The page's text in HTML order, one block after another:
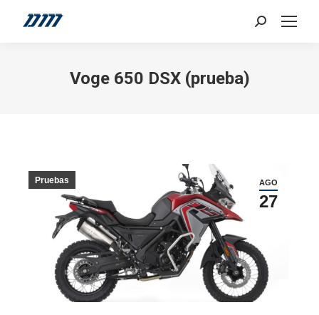
Search:
Voge 650 DSX (prueba)
AGO
27
Pruebas